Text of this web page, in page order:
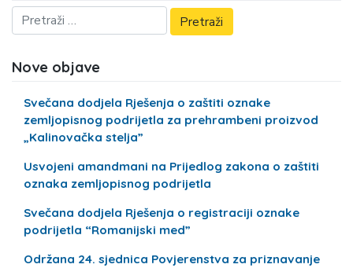
Nove objave
Svečana dodjela Rješenja o zaštiti oznake
zemljopisnog podrijetla za prehrambeni proizvod
„Kalinovačka stelja”
Usvojeni amandmani na Prijedlog zakona o zaštiti
oznaka zemljopisnog podrijetla
Svečana dodjela Rješenja o registraciji oznake
podrijetla “Romanijski med”
Održana 24. sjednica Povjerenstva za priznavanje